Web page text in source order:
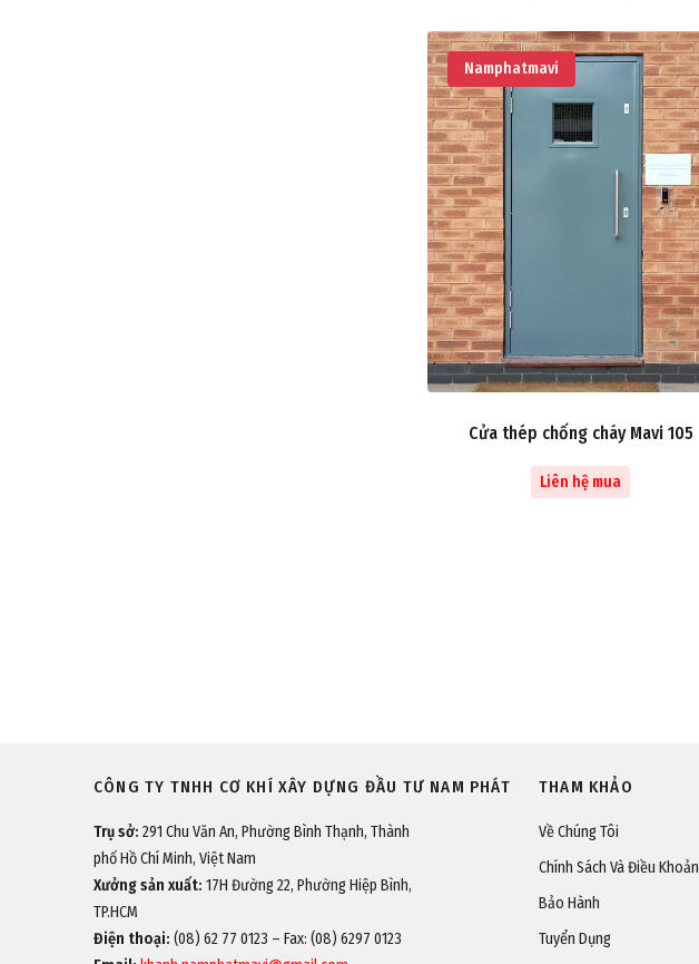
Namphatmavi
Cửa thép chống cháy Mavi 105
Liên hệ mua
CÔNG TY TNHH CƠ KHÍ XÂY DỰNG ĐẦU TƯ NAM PHÁT
Trụ sở: 291 Chu Văn An, Phường Bình Thạnh, Thành
phố Hồ Chí Minh, Việt Nam
Xưởng sản xuất: 17H Đường 22, Phường Hiệp Bình,
TP.HCM
Điện thoại: (08) 62 77 0123 – Fax: (08) 6297 0123
THAM KHẢO
Về Chúng Tôi
Chính Sách Và Điều Khoản
Bảo Hành
Tuyển Dụng